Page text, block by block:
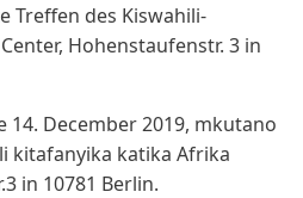
Treffen des Kiswahili-
Hohenstaufenstr. 3 in
14. December 2019, mkutano
kitafanyika katika Afrika
in 10781 Berlin.